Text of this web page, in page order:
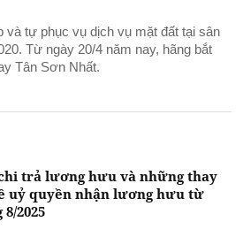
và tự phục vụ dịch vụ mặt đất tại sân
Từ ngày 20/4 năm nay, hãng bắt
Tân Sơn Nhất.
trả lương hưu và những thay
uỷ quyền nhận lương hưu từ
2025